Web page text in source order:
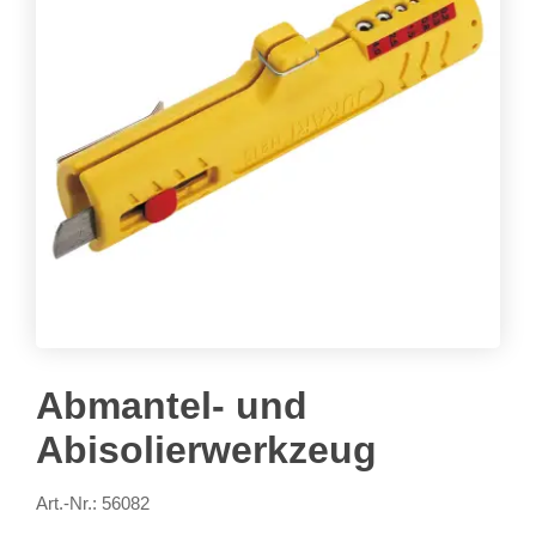
Abmantel- und
Abisolierwerkzeug
Art.-Nr.: 56082